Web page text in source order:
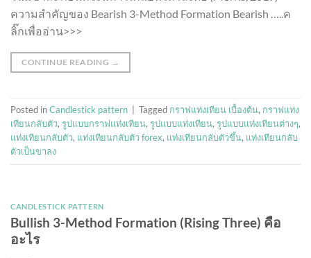
ความสำคัญของ Bearish 3-Method Formation Bearish …..ค
ลิ๊กเพื่ออ่าน>>>
CONTINUE READING →
Posted inCandlestick pattern Tagged กราฟแท่งเทียน เบื้องต้น, กราฟแท่ง
เทียนกลับตัว, รูปแบบกราฟแท่งเทียน, รูปแบบแท่งเทียน, รูปแบบแท่งเทียนต่างๆ,
แท่งเทียนกลับตัว, แท่งเทียนกลับตัว forex, แท่งเทียนกลับตัวขึ้น, แท่งเทียนกลับ
ตัวเป็นขาลง
CANDLESTICK PATTERN
Bullish 3-Method Formation (Rising Three) คือ
อะไร